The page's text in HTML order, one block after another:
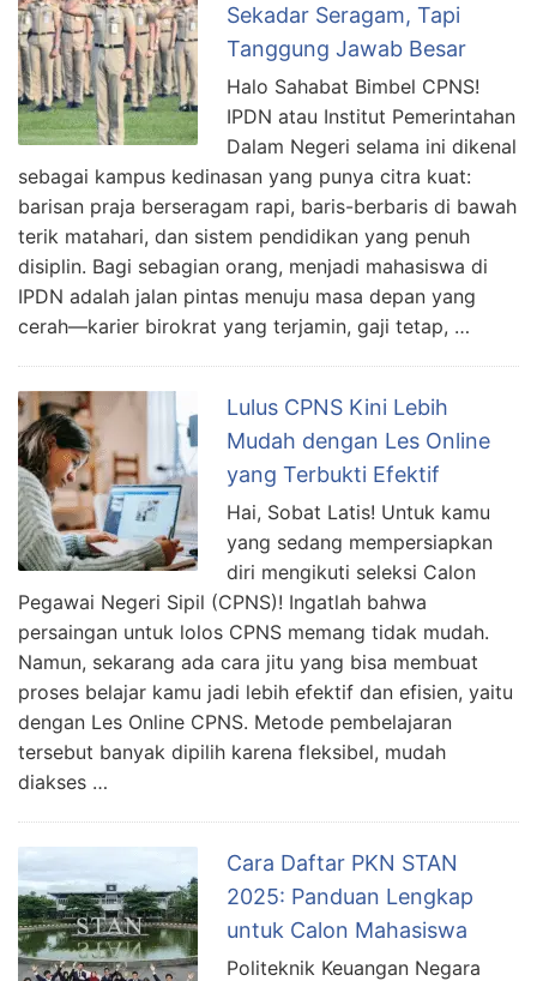
Sekadar Seragam, Tapi
Tanggung Jawab Besar
Halo Sahabat Bimbel CPNS!
IPDN atau Institut Pemerintahan
Dalam Negeri selama ini dikenal
sebagai kampus kedinasan yang punya citra kuat:
barisan praja berseragam rapi, baris-berbaris di bawah
terik matahari, dan sistem pendidikan yang penuh
disiplin. Bagi sebagian orang, menjadi mahasiswa di
IPDN adalah jalan pintas menuju masa depan yang
cerah—karier birokrat yang terjamin, gaji tetap, …
Lulus CPNS Kini Lebih
Mudah dengan Les Online
yang Terbukti Efektif
Hai, Sobat Latis! Untuk kamu
yang sedang mempersiapkan
diri mengikuti seleksi Calon
Pegawai Negeri Sipil (CPNS)! Ingatlah bahwa
persaingan untuk lolos CPNS memang tidak mudah.
Namun, sekarang ada cara jitu yang bisa membuat
proses belajar kamu jadi lebih efektif dan efisien, yaitu
dengan Les Online CPNS. Metode pembelajaran
tersebut banyak dipilih karena fleksibel, mudah
diakses …
Cara Daftar PKN STAN
2025: Panduan Lengkap
untuk Calon Mahasiswa
Politeknik Keuangan Negara